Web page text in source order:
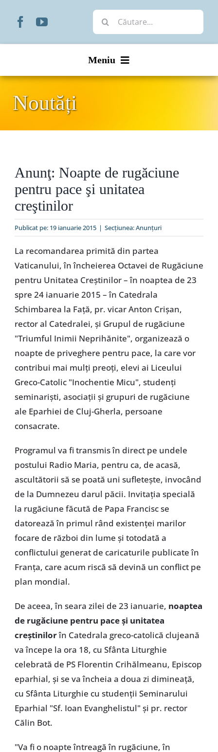
Cautare...
Meniu
Organizare
Liturgic
Special
Noutăți
Anunţ: Noapte de rugăciune
pentru pace şi unitatea
creştinilor
Publicat pe: 19 ianuarie 2015 | Secțiunea:Anunţuri
La recomandarea primită din partea
Vaticanului, în încheierea Octavei de Rugăciune
pentru Unitatea Creştinilor – în noaptea de 23
spre 24 ianuarie 2015 – în Catedrala
Schimbarea la Faţă, pr. vicar Anton Crişan,
rector al Catedralei, şi Grupul de rugăciune
"Triumful Inimii Neprihănite", organizează o
noapte de priveghere pentru pace, la care vor
contribui mai mulţi preoţi, elevi ai Liceului
Greco-Catolic "Inochentie Micu", studenţi
seminarişti, asociaţii şi grupuri de rugăciune
ale Eparhiei de Cluj-Gherla, persoane
consacrate.
Programul va fi transmis în direct pe undele
postului Radio Maria, pentru ca, de acasă,
ascultătorii să se poată uni sufleteşte, invocând
de la Dumnezeu darul păcii. Invitaţia specială
la rugăciune făcută de Papa Francisc se
datorează în primul rând existenţei marilor
focare de război din lume şi totodată a
conflictului generat de caricaturile publicate în
Franţa, care acum riscă să devină un conflict pe
plan mondial.
De aceea, în seara zilei de 23 ianuarie, noaptea
de rugăciune pentru pace şi unitatea
creştinilorîn Catedrala greco-catolică clujeană
va începe la ora 18, cu Sfânta Liturghie
celebrată de PS Florentin Crihălmeanu, Episcop
eparhial, şi se va încheia a doua zi dimineaţă,
cu Sfânta Liturghie cu studenţii Seminarului
Eparhial "Sf. Ioan Evanghelistul" şi pr. rector
Călin Bot.
"Va fi o noapte întreagă în rugăciune, în